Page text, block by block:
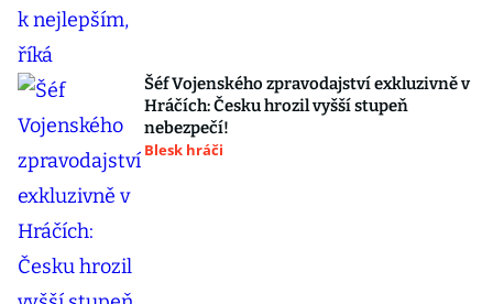
Šéf Vojenského zpravodajství exkluzivně v
Hráčích: Česku hrozil vyšší stupeň
nebezpečí!
Blesk hráči